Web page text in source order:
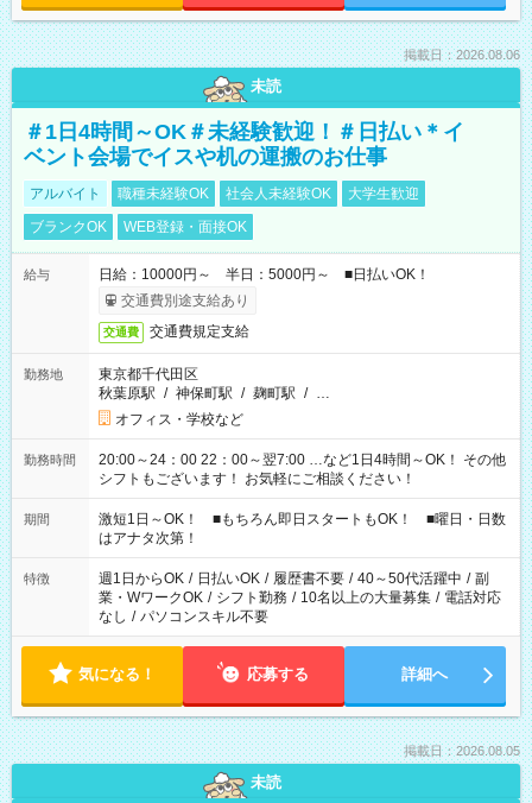
掲載日：2026.08.06
未読
＃1日4時間～OK＃未経験歓迎！＃日払い＊イ
ベント会場でイスや机の運搬のお仕事
アルバイト 職種未経験OK 社会人未経験OK
大学生歓迎
ブランクOK
WEB登録・面接OK
給与
日給：10000円～ 半日：5000円～ ■日払いOK！
交通費別途支給あり
交通費 交通費規定支給
勤務地
東京都千代田区
秋葉原駅 / 神保町駅 / 麹町駅 / …
オフィス・学校など
勤務時間
20:00～24：00 22：00～翌7:00 …など1日4時間～OK！ その他
シフトもございます！ お気軽にご相談ください！
期間
激短1日～OK！ ■もちろん即日スタートもOK！ ■曜日・日数
はアナタ次第！
特徴 週1日からOK / 日払いOK / 履歴書不要 / 40～50代活躍中 / 副
業・WワークOK / シフト勤務 / 10名以上の大量募集 / 電話対応
なし / パソコンスキル不要
気になる！ 応募する 詳細へ
掲載日：2026.08.05
未読